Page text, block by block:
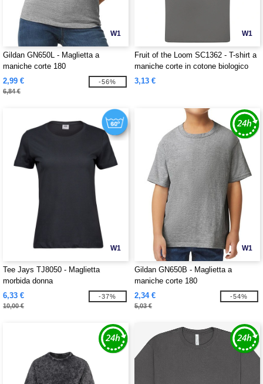
W1
Gildan GN650L - Maglietta a
maniche corte 180
2,99 €
6,84 €
-56%
W1
Fruit of the Loom SC1362 - T-shirt a
maniche corte in cotone biologico
3,13 €
W1
Tee Jays TJ8050 - Maglietta
morbida donna
6,33 €
10,00 €
-37%
W1
Gildan GN650B - Maglietta a
maniche corte 180
2,34 €
5,03 €
-54%